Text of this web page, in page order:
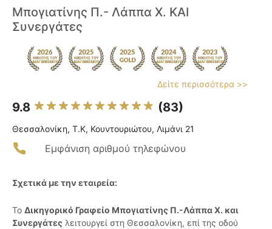
Μπογιατίνης Π.- Λάππα Χ. ΚΑΙ
Συνεργάτες
Δείτε περισσότερα >>
9.8 (83)
Θεσσαλονίκη, Τ.Κ, Κουντουριώτου, Λιμάνι 21
Εμφάνιση αριθμού τηλεφώνου
Σχετικά με την εταιρεία:
Το Δικηγορικό Γραφείο Μπογιατίνης Π.-Λάππα Χ. και
Συνεργάτες λειτουργεί στη Θεσσαλονίκη, επί της οδού